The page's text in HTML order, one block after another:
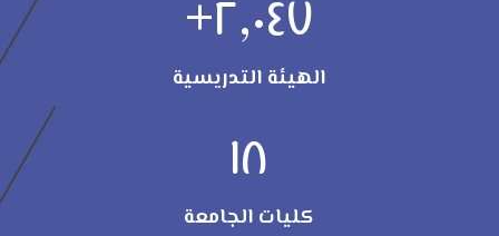
٢,٠٤٧+
الهيئة التدريسية
١٨
كليات الجامعة